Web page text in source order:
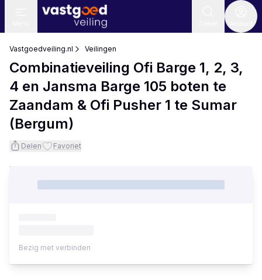
Vastgoedveiling.nl Veilingen
Combinatieveiling Ofi Barge 1, 2, 3,
4 en Jansma Barge 105 boten te
Zaandam & Ofi Pusher 1 te Sumar
(Bergum)
Delen Favoriet
Bezig met verbinden